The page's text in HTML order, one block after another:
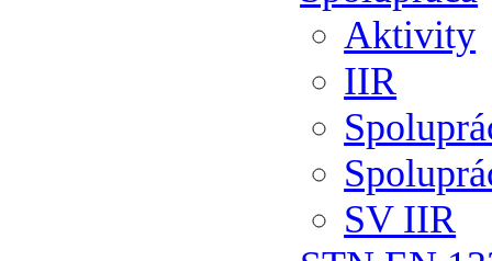
Aktivity
IIR
SV IIR